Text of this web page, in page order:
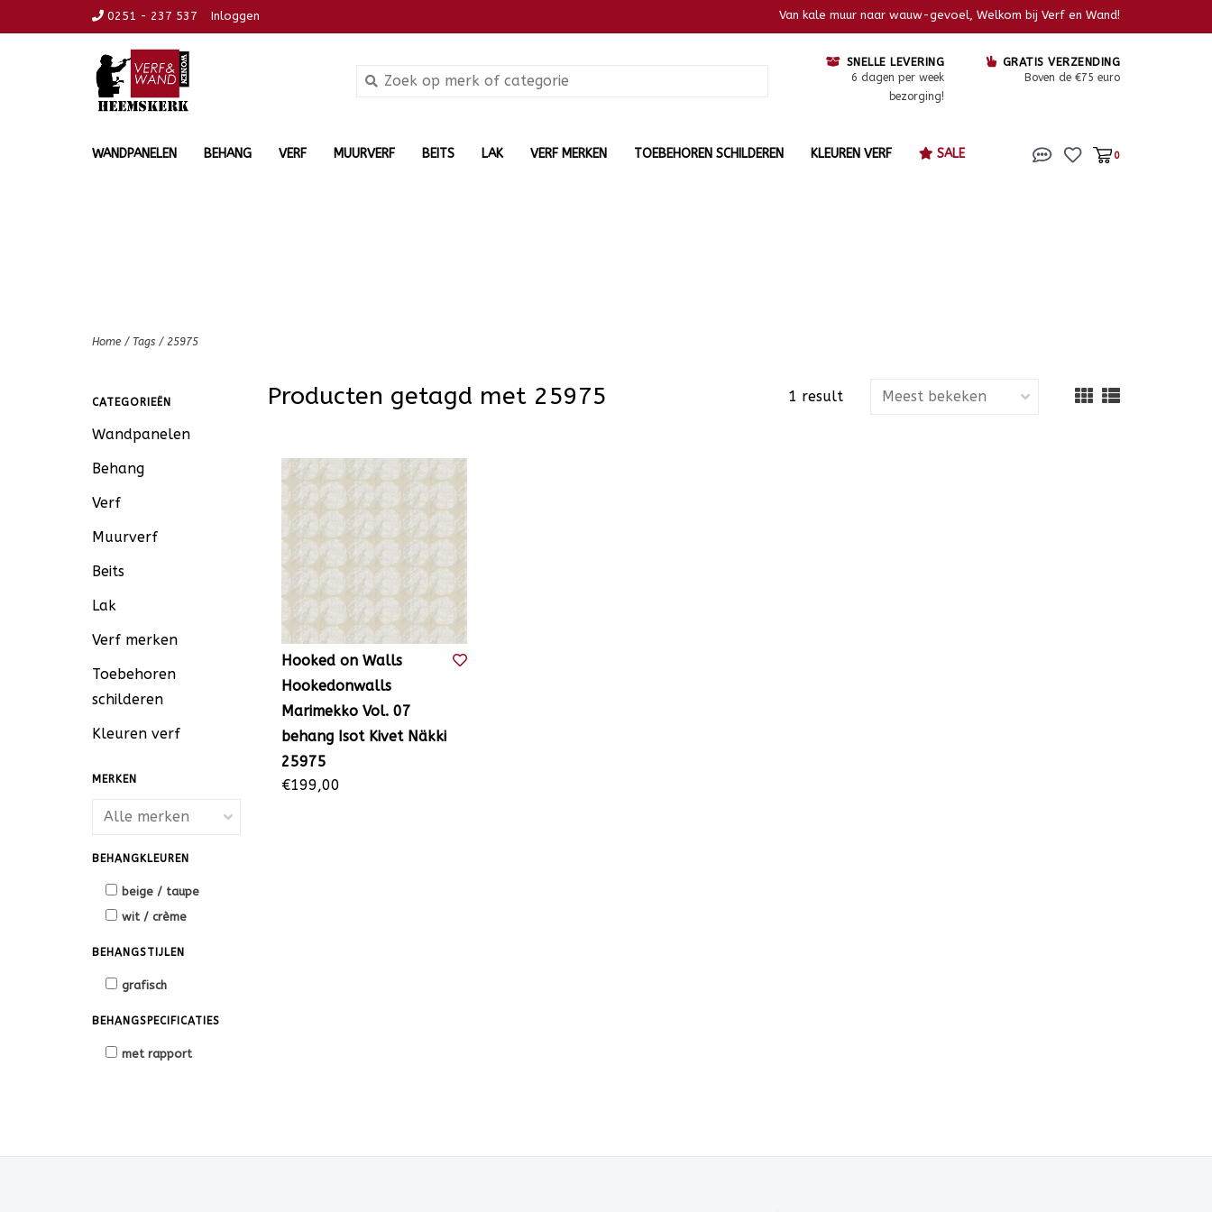
0251 - 237 537 Inloggen Van kale muur naar wauw-gevoel, Welkom bij Verf en Wand!
SNELLE LEVERING
6 dagen per week
bezorging!
GRATIS VERZENDING
Boven de €75 euro
WANDPANELEN BEHANG VERF MUURVERF BEITS LAK VERF MERKEN TOEBEHOREN SCHILDEREN KLEUREN VERF SALE 0
Home / Tags / 25975
CATEGORIEËN
Wandpanelen
Behang
Verf
Muurverf
Beits
Lak
Verf merken
Toebehoren
schilderen
Kleuren verf
MERKEN
BEHANGKLEUREN
beige / taupe
wit / crème
BEHANGSTIJLEN
grafisch
BEHANGSPECIFICATIES
met rapport
Producten getagd met 25975 1 result
Hooked on Walls
Hookedonwalls
Marimekko Vol. 07
behang Isot Kivet Näkki
25975
€199,00